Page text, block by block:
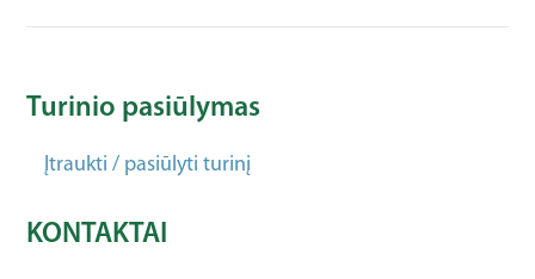
Turinio pasiūlymas
Įtraukti / pasiūlyti turinį
KONTAKTAI